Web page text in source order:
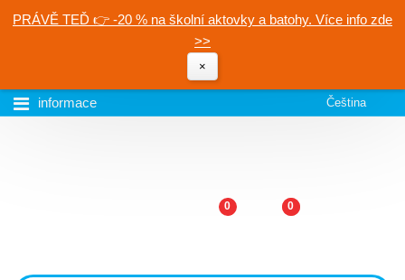
PRÁVĚ TEĎ 👉 -20 % na školní aktovky a batohy. Více info zde
>>
×
informace Čeština
0 0